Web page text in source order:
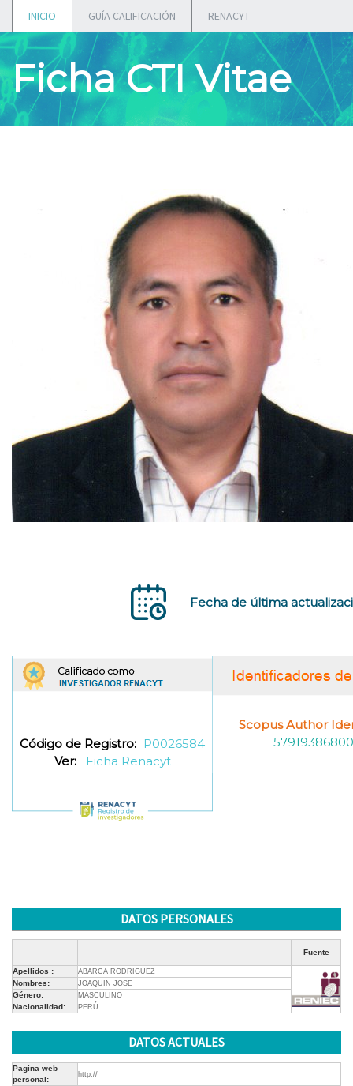
INICIO GUÍA CALIFICACIÓN RENACYT
Ficha CTI Vitae
Fecha de última
Código de Registro: P0026584
Ver:
Ficha Renacyt
Scopus Author
57919386800
DATOS PERSONALES
Fuente
Apellidos : ABARCA RODRIGUEZ
Nombres: JOAQUIN JOSE
Género: MASCULINO
Nacionalidad: PERÚ
DATOS ACTUALES
Pagina web
personal:
http://